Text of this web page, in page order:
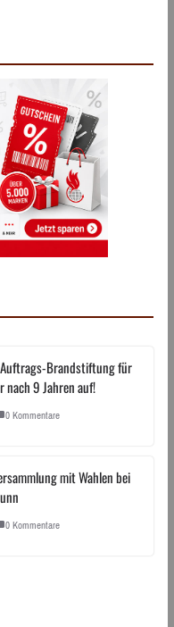
Auftrags-Brandstiftung für
nach 9 Jahren auf!
0 Kommentare
mit Wahlen bei
0 Kommentare